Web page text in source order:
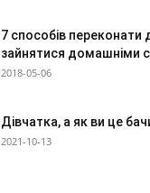
7 способів переконати
зайнятися домашніми
2018-05-06
Дівчатка, а як ви це
2021-10-13